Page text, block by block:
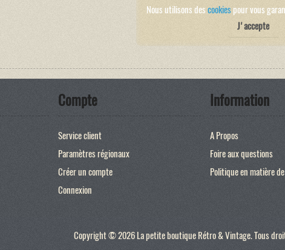
Nous utilisons des cookiespour vous
J'accepte
Compte
Service client
Paramètres régionaux
Créer un compte
Connexion
Information
A Propos
Foire aux questions
Politique en matière
Copyright © 2026 La petite boutique Rétro & Vintage. Tous